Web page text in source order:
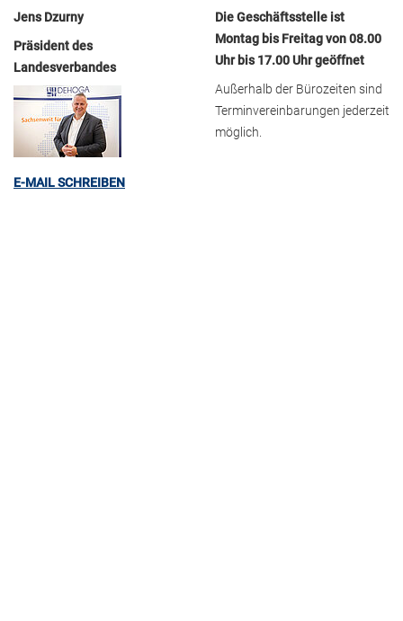
Jens Dzurny
Präsident des
Landesverbandes
E-MAIL SCHREIBEN
Die Geschäftsstelle ist
Montag bis Freitag von 08.00
Uhr bis 17.00 Uhr geöffnet
Außerhalb der Bürozeiten sind
Terminvereinbarungen jederzeit
möglich.